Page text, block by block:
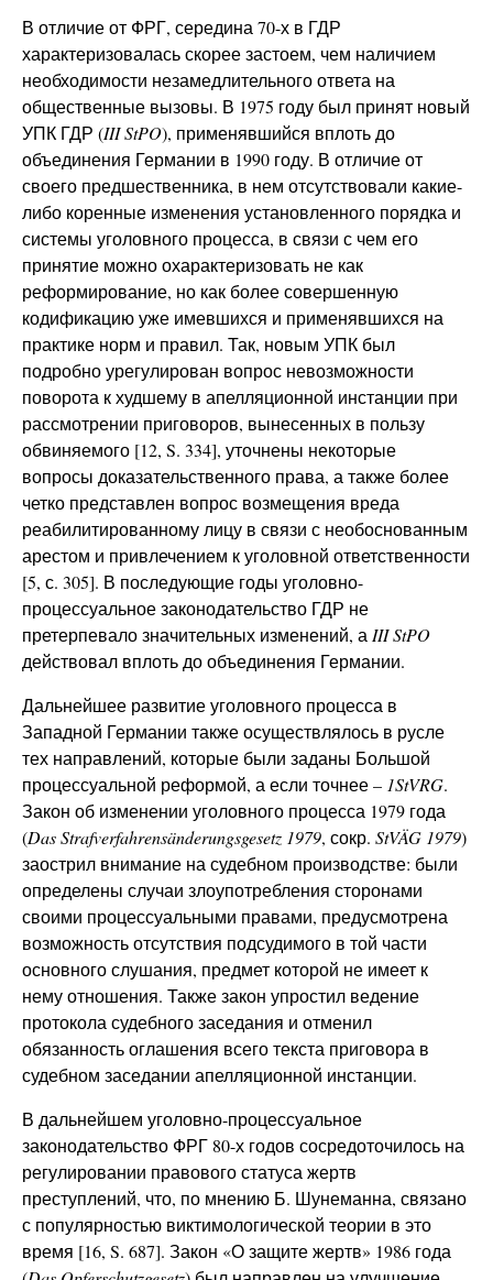
В отличие от ФРГ, середина 70-х в ГДР
характеризовалась скорее застоем, чем наличием
необходимости незамедлительного ответа на
общественные вызовы. В 1975 году был принят новый
УПК ГДР (IIIStPO), применявшийся вплоть до
объединения Германии в 1990 году. В отличие от
своего предшественника, в нем отсутствовали какие-
либо коренные изменения установленного порядка и
системы уголовного процесса, в связи с чем его
принятие можно охарактеризовать не как
реформирование, но как более совершенную
кодификацию уже имевшихся и применявшихся на
практике норм и правил. Так, новым УПК был
подробно урегулирован вопрос невозможности
поворота к худшему в апелляционной инстанции при
рассмотрении приговоров, вынесенных в пользу
обвиняемого [12, S. 334], уточнены некоторые
вопросы доказательственного права, а также более
четко представлен вопрос возмещения вреда
реабилитированному лицу в связи с необоснованным
арестом и привлечением к уголовной ответственности
[5, с. 305]. В последующие годы уголовно-
процессуальное законодательство ГДР не
претерпевало значительных изменений, а IIIStPO
действовал вплоть до объединения Германии.
Дальнейшее развитие уголовного процесса в
Западной Германии также осуществлялось в русле
тех направлений, которые были заданы Большой
процессуальной реформой, а если точнее – 1StVRG.
Закон об изменении уголовного процесса 1979 года
(DasStrafverfahrensänderungsgesetz 1979, сокр. StVÄG 1979)
заострил внимание на судебном производстве: были
определены случаи злоупотребления сторонами
своими процессуальными правами, предусмотрена
возможность отсутствия подсудимого в той части
основного слушания, предмет которой не имеет к
нему отношения. Также закон упростил ведение
протокола судебного заседания и отменил
обязанность оглашения всего текста приговора в
судебном заседании апелляционной инстанции.
В дальнейшем уголовно-процессуальное
законодательство ФРГ 80-х годов сосредоточилось на
регулировании правового статуса жертв
преступлений, что, по мнению Б. Шунеманна, связано
с популярностью виктимологической теории в это
время [16, S. 687]. Закон «О защите жертв» 1986 года